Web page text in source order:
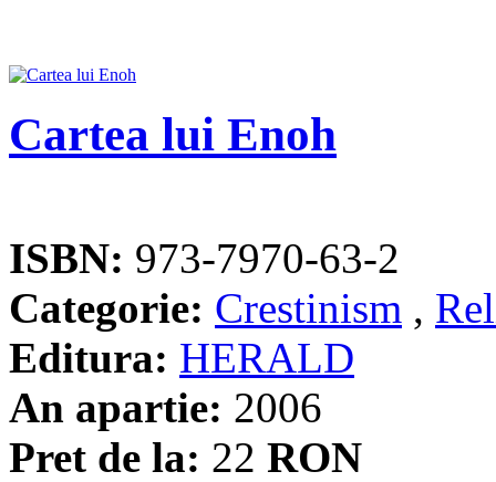
Cartea lui Enoh
ISBN: 973-7970-63-2
Categorie: Crestinism ,
Editura: HERALD
An apartie: 2006
Pret de la: 22 RON